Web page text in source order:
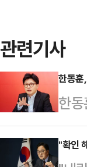
관련기사
한동훈
한
수
들
"확인